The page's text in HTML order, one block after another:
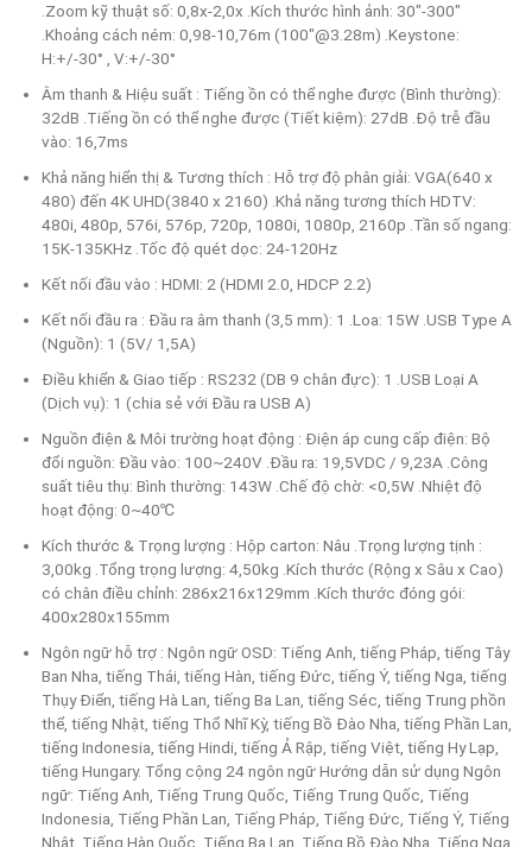
.Zoom kỹ thuật số: 0,8x-2,0x .Kích thước hình ảnh: 30"-300"
.Khoảng cách ném: 0,98-10,76m (100"@3.28m) .Keystone:
H:+/-30° , V:+/-30°
Âm thanh & Hiệu suất : Tiếng ồn có thể nghe được (Bình thường):
32dB .Tiếng ồn có thể nghe được (Tiết kiệm): 27dB .Độ trễ đầu
vào: 16,7ms
Khả năng hiển thị & Tương thích : Hỗ trợ độ phân giải: VGA(640 x
480) đến 4K UHD(3840 x 2160) .Khả năng tương thích HDTV:
480i, 480p, 576i, 576p, 720p, 1080i, 1080p, 2160p .Tần số ngang:
15K-135KHz .Tốc độ quét dọc: 24-120Hz
Kết nối đầu vào : HDMI: 2 (HDMI 2.0, HDCP 2.2)
Kết nối đầu ra : Đầu ra âm thanh (3,5 mm): 1 .Loa: 15W .USB Type A
(Nguồn): 1 (5V/ 1,5A)
Điều khiển & Giao tiếp : RS232 (DB 9 chân đực): 1 .USB Loại A
(Dịch vụ): 1 (chia sẻ với Đầu ra USB A)
Nguồn điện & Môi trường hoạt động : Điện áp cung cấp điện: Bộ
đổi nguồn: Đầu vào: 100~240V .Đầu ra: 19,5VDC / 9,23A .Công
suất tiêu thụ: Bình thường: 143W .Chế độ chờ: <0,5W .Nhiệt độ
hoạt động: 0~40℃
Kích thước & Trọng lượng : Hộp carton: Nâu .Trọng lượng tịnh :
3,00kg .Tổng trọng lượng: 4,50kg .Kích thước (Rộng x Sâu x Cao)
có chân điều chỉnh: 286x216x129mm .Kích thước đóng gói:
400x280x155mm
Ngôn ngữ hỗ trợ : Ngôn ngữ OSD: Tiếng Anh, tiếng Pháp, tiếng Tây
Ban Nha, tiếng Thái, tiếng Hàn, tiếng Đức, tiếng Ý, tiếng Nga, tiếng
Thụy Điển, tiếng Hà Lan, tiếng Ba Lan, tiếng Séc, tiếng Trung phồn
thể, tiếng Nhật, tiếng Thổ Nhĩ Kỳ, tiếng Bồ Đào Nha, tiếng Phần Lan,
tiếng Indonesia, tiếng Hindi, tiếng Ả Rập, tiếng Việt, tiếng Hy Lạp,
tiếng Hungary. Tổng cộng 24 ngôn ngữ Hướng dẫn sử dụng Ngôn
ngữ: Tiếng Anh, Tiếng Trung Quốc, Tiếng Trung Quốc, Tiếng
Indonesia, Tiếng Phần Lan, Tiếng Pháp, Tiếng Đức, Tiếng Ý, Tiếng
Nhật, Tiếng Hàn Quốc, Tiếng Ba Lan, Tiếng Bồ Đào Nha, Tiếng Nga,